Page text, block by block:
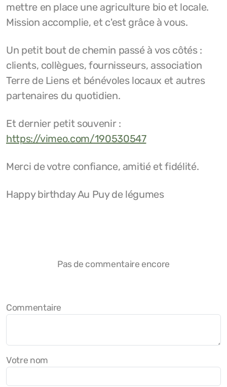
mettre en place une agriculture bio et locale.
Mission accomplie, et c'est grâce à vous.
Un petit bout de chemin passé à vos côtés :
clients, collègues, fournisseurs, association
Terre de Liens et bénévoles locaux et autres
partenaires du quotidien.
Et dernier petit souvenir :
https://vimeo.com/190530547
Merci de votre confiance, amitié et fidélité.
Happy birthday Au Puy de légumes
Pas de commentaire encore
Commentaire
Votre nom